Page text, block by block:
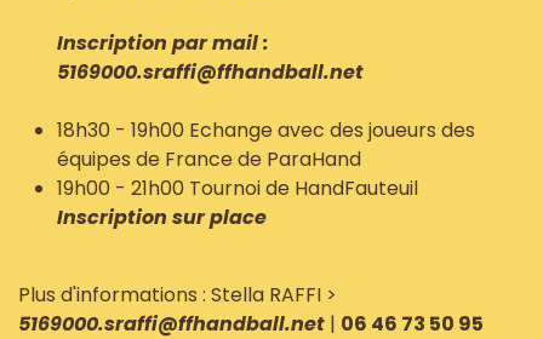
Inscription par mail :
5169000.sraffi@ffhandball.net
18h30 - 19h00 Echange avec des joueurs des
équipes de France de ParaHand
19h00 - 21h00 Tournoi de HandFauteuil
Inscription sur place
Plus d'informations : Stella RAFFI >
5169000.sraffi@ffhandball.net | 06 46 73 50 95